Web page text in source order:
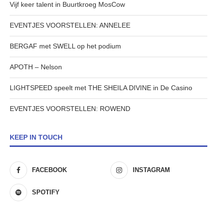
Vijf keer talent in Buurtkroeg MosCow
EVENTJES VOORSTELLEN: ANNELEE
BERGAF met SWELL op het podium
APOTH – Nelson
LIGHTSPEED speelt met THE SHEILA DIVINE in De Casino
EVENTJES VOORSTELLEN: ROWEND
KEEP IN TOUCH
FACEBOOK INSTAGRAM
SPOTIFY